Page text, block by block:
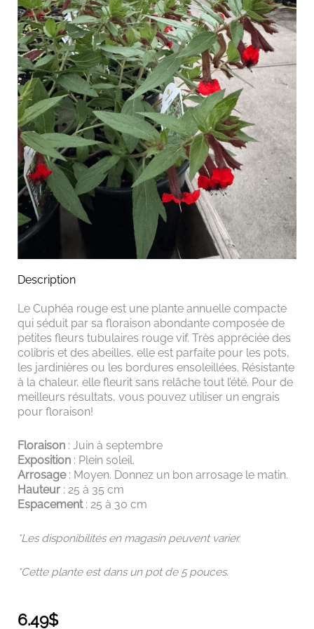
Description
Le Cuphéa rouge est une plante annuelle compacte
qui séduit par sa floraison abondante composée de
petites fleurs tubulaires rouge vif. Très appréciée des
colibris et des abeilles, elle est parfaite pour les pots,
les jardinières ou les bordures ensoleillées. Résistante
à la chaleur, elle fleurit sans relâche tout l’été. Pour de
meilleurs résultats, vous pouvez utiliser un engrais
pour floraison!
Floraison : Juin à septembre
Exposition : Plein soleil.
Arrosage: Moyen. Donnez un bon arrosage le matin.
Hauteur : 25 à 35 cm
Espacement: 25 à 30 cm
*Les disponibilités en magasin peuvent varier.
*Cette plante est dans un pot de 5 pouces.
6.49$